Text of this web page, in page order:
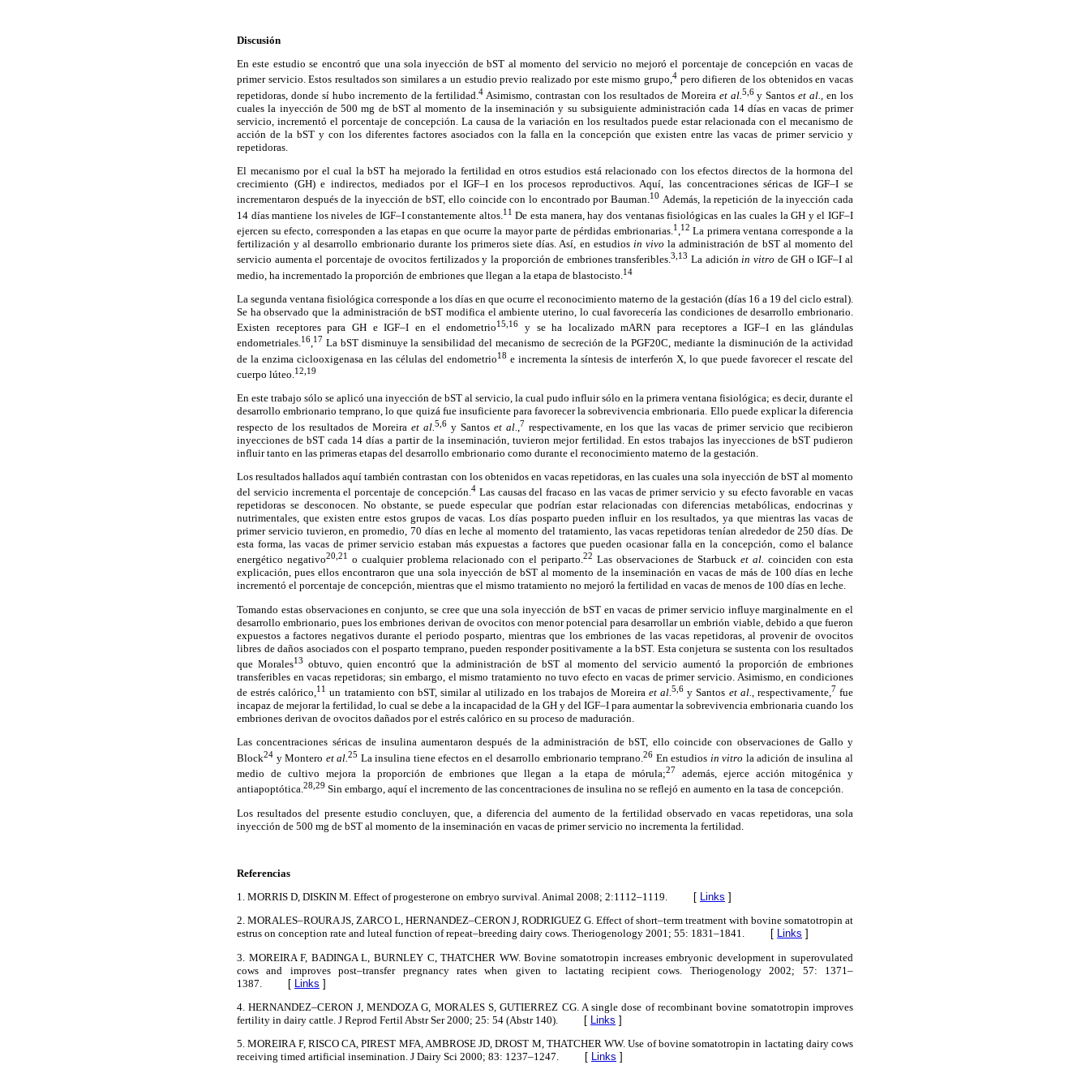
Discusión
En este estudio se encontró que una sola inyección de bST al momento del servicio no mejoró el porcentaje de concepción en vacas de
primer servicio. Estos resultados son similares a un estudio previo realizado por este mismo grupo,4 pero difieren de los obtenidos en vacas
repetidoras, donde sí hubo incremento de la fertilidad.4 Asimismo, contrastan con los resultados de Moreira et al. 5,6y Santoset al.,en los
cuales la inyección de 500 mg de bST al momento de la inseminación y su subsiguiente administración cada 14 días en vacas de primer
servicio, incrementó el porcentaje de concepción. La causa de la variación en los resultados puede estar relacionada con el mecanismo de
acción de la bST y con los diferentes factores asociados con la falla en la concepción que existen entre las vacas de primer servicio y
repetidoras.
El mecanismo por el cual la bST ha mejorado la fertilidad en otros estudios está relacionado con los efectos directos de la hormona del
crecimiento (GH) e indirectos, mediados por el IGF–I en los procesos reproductivos. Aquí, las concentraciones séricas de IGF–I se
incrementaron después de la inyección de bST, ello coincide con lo encontrado por Bauman.10 Además, la repetición de la inyección cada
14 días mantiene los niveles de IGF–I constantemente altos. 11De esta manera, hay dos ventanas fisiológicas en las cuales la GH y el IGF–I
ejercen su efecto, corresponden a las etapas en que ocurre la mayor parte de pérdidas embrionarias. 1 12 La primera ventana corresponde a la
fertilización y al desarrollo embrionario durante los primeros siete días. Así, en estudios in vivola administración de bST al momento del
servicio aumenta el porcentaje de ovocitos fertilizados y la proporción de embriones transferibles.3,13 La adiciónin vitro de GH o IGF–I al
medio, ha incrementado la proporción de embriones que llegan a la etapa de blastocisto. 14
La segunda ventana fisiológica corresponde a los días en que ocurre el reconocimiento materno de la gestación (días 16 a 19 del ciclo estral).
Se ha observado que la administración de bST modifica el ambiente uterino, lo cual favorecería las condiciones de desarrollo embrionario.
Existen receptores para GH e IGF–I en el endometrio15,16
y se ha localizado mARN para receptores a IGF–I en las glándulas
endometriales.16,17 La bST disminuye la sensibilidad del mecanismo de secreción de la PGF20C, mediante la disminución de la actividad
de la enzima ciclooxigenasa en las células del endometrio18 e incrementa la síntesis de interferón X, lo que puede favorecer el rescate del
cuerpo lúteo.12,19
En este trabajo sólo se aplicó una inyección de bST al servicio, la cual pudo influir sólo en la primera ventana fisiológica; es decir, durante el
desarrollo embrionario temprano, lo que quizá fue insuficiente para favorecer la sobrevivencia embrionaria. Ello puede explicar la diferencia
respecto de los resultados de Moreira et al. 5,6y Santos et al. 7 respectivamente, en los que las vacas de primer servicio que recibieron
inyecciones de bST cada 14 días a partir de la inseminación, tuvieron mejor fertilidad. En estos trabajos las inyecciones de bST pudieron
influir tanto en las primeras etapas del desarrollo embrionario como durante el reconocimiento materno de la gestación.
Los resultados hallados aquí también contrastan con los obtenidos en vacas repetidoras, en las cuales una sola inyección de bST al momento
del servicio incrementa el porcentaje de concepción.4Las causas del fracaso en las vacas de primer servicio y su efecto favorable en vacas
repetidoras se desconocen. No obstante, se puede especular que podrían estar relacionadas con diferencias metabólicas, endocrinas y
nutrimentales, que existen entre estos grupos de vacas. Los días posparto pueden influir en los resultados, ya que mientras las vacas de
primer servicio tuvieron, en promedio, 70 días en leche al momento del tratamiento, las vacas repetidoras tenían alrededor de 250 días. De
esta forma, las vacas de primer servicio estaban más expuestas a factores que pueden ocasionar falla en la concepción, como el balance
energético negativo20,21 o cualquier problema relacionado con el periparto.22 Las observaciones de Starbuck et al. coinciden con esta
explicación, pues ellos encontraron que una sola inyección de bST al momento de la inseminación en vacas de más de 100 días en leche
incrementó el porcentaje de concepción, mientras que el mismo tratamiento no mejoró la fertilidad en vacas de menos de 100 días en leche.
Tomando estas observaciones en conjunto, se cree que una sola inyección de bST en vacas de primer servicio influye marginalmente en el
desarrollo embrionario, pues los embriones derivan de ovocitos con menor potencial para desarrollar un embrión viable, debido a que fueron
expuestos a factores negativos durante el periodo posparto, mientras que los embriones de las vacas repetidoras, al provenir de ovocitos
libres de daños asociados con el posparto temprano, pueden responder positivamente a la bST. Esta conjetura se sustenta con los resultados
que Morales13 obtuvo, quien encontró que la administración de bST al momento del servicio aumentó la proporción de embriones
transferibles en vacas repetidoras; sin embargo, el mismo tratamiento no tuvo efecto en vacas de primer servicio. Asimismo, en condiciones
de estrés calórico,11 un tratamiento con bST, similar al utilizado en los trabajos de Moreiraet al.5,6 y Santos et al., respectivamente,7 fue
incapaz de mejorar la fertilidad, lo cual se debe a la incapacidad de la GH y del IGF–I para aumentar la sobrevivencia embrionaria cuando los
embriones derivan de ovocitos dañados por el estrés calórico en su proceso de maduración.
Las concentraciones séricas de insulina aumentaron después de la administración de bST, ello coincide con observaciones de Gallo y
Block24 y Montero et al.25 La insulina tiene efectos en el desarrollo embrionario temprano.26 En estudios in vitro la adición de insulina al
medio de cultivo mejora la proporción de embriones que llegan a la etapa de mórula;27
además, ejerce acción mitogénica y
antiapoptótica.28,29 Sin embargo, aquí el incremento de las concentraciones de insulina no se reflejó en aumento en la tasa de concepción.
Los resultados del presente estudio concluyen, que, a diferencia del aumento de la fertilidad observado en vacas repetidoras, una sola
inyección de 500 mg de bST al momento de la inseminación en vacas de primer servicio no incrementa la fertilidad.
Referencias
1. MORRIS D, DISKIN M. Effect of progesterone on embryo survival. Animal 2008; 2:1112–1119. [ Links ]
2. MORALES–ROURA JS, ZARCO L, HERNANDEZ–CERON J, RODRIGUEZ G. Effect of short–term treatment with bovine somatotropin at
estrus on conception rate and luteal function of repeat–breeding dairy cows. Theriogenology 2001; 55: 1831–1841. [ Links ]
3. MOREIRA F, BADINGA L, BURNLEY C, THATCHER WW. Bovine somatotropin increases embryonic development in superovulated
cows and improves post–transfer pregnancy rates when given to lactating recipient cows. Theriogenology 2002; 57: 1371–
1387.
[ Links ]
4. HERNANDEZ–CERON J, MENDOZA G, MORALES S, GUTIERREZ CG. A single dose of recombinant bovine somatotropin improves
fertility in dairy cattle. J Reprod Fertil Abstr Ser 2000; 25: 54 (Abstr 140).
[ Links ]
5. MOREIRA F, RISCO CA, PIREST MFA, AMBROSE JD, DROST M, THATCHER WW. Use of bovine somatotropin in lactating dairy cows
receiving timed artificial insemination. J Dairy Sci 2000; 83: 1237–1247.
[ Links ]